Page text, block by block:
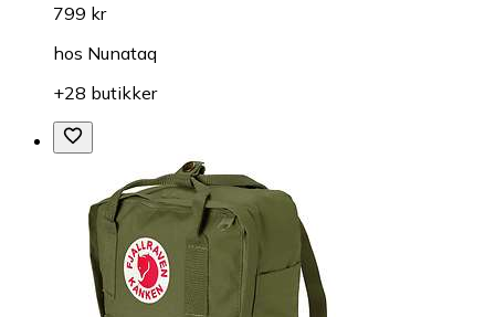
799 kr
hos Nunataq
+28 butikker